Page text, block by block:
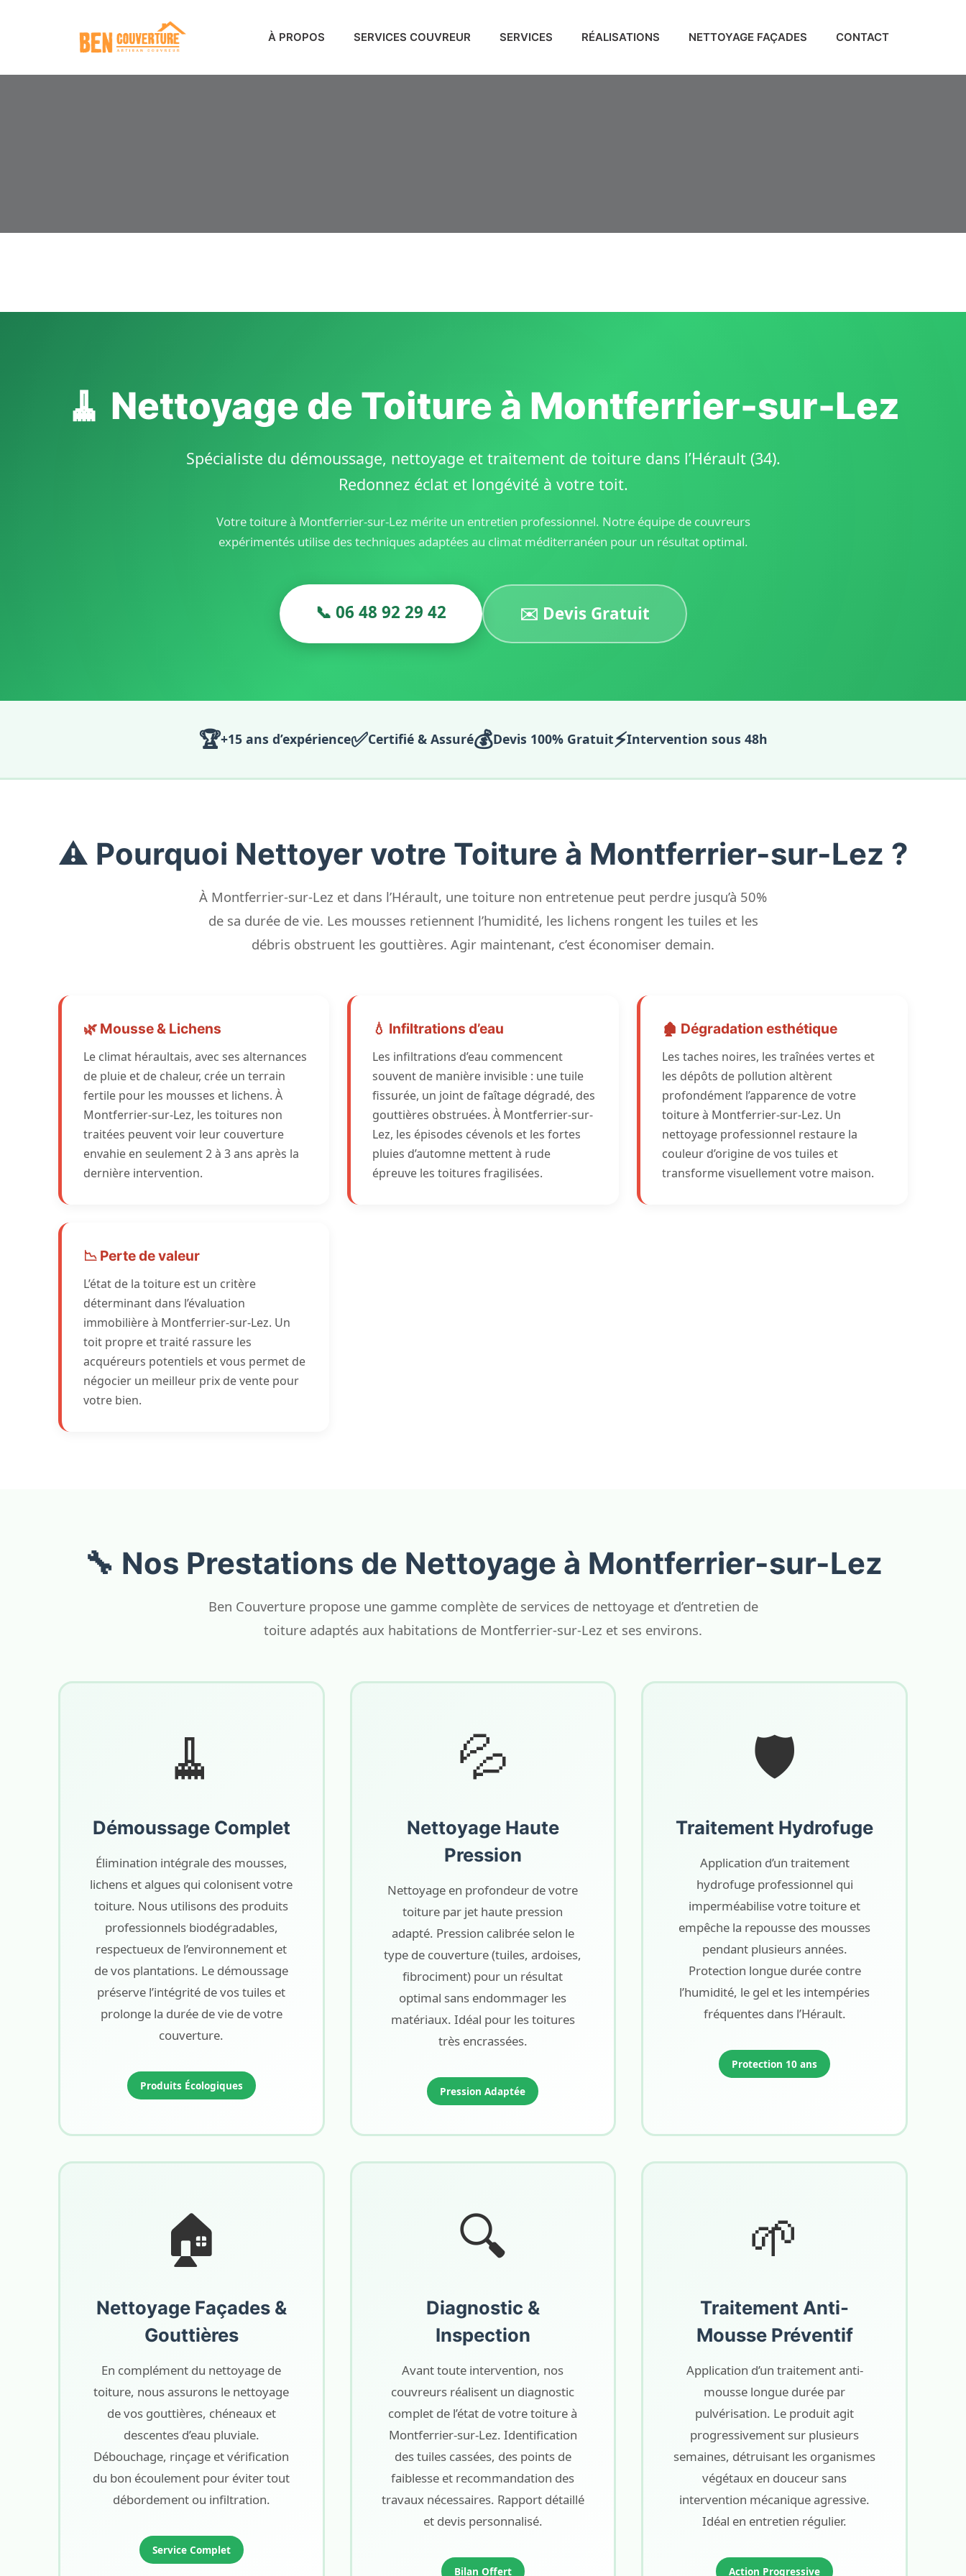
À PROPOS SERVICES COUVREUR SERVICES RÉALISATIONS NETTOYAGE FAÇADES CONTACT
🧹 Nettoyage de Toiture à Montferrier-sur-Lez
Spécialiste du démoussage, nettoyage et traitement de toiture dans l’Hérault (34).
Redonnez éclat et longévité à votre toit.
Votre toiture à Montferrier-sur-Lez mérite un entretien professionnel. Notre équipe de couvreurs
expérimentés utilise des techniques adaptées au climat méditerranéen pour un résultat optimal.
📞 06 48 92 29 42 ✉️ Devis Gratuit
🏆+15 ans d’expérience✅Certifié & Assuré💰Devis 100% Gratuit⚡Intervention sous 48h
⚠️ Pourquoi Nettoyer votre Toiture à Montferrier-sur-Lez ?
À Montferrier-sur-Lez et dans l’Hérault, une toiture non entretenue peut perdre jusqu’à 50%
de sa durée de vie. Les mousses retiennent l’humidité, les lichens rongent les tuiles et les
débris obstruent les gouttières. Agir maintenant, c’est économiser demain.
🌿 Mousse & Lichens
Le climat héraultais, avec ses alternances
de pluie et de chaleur, crée un terrain
fertile pour les mousses et lichens. À
Montferrier-sur-Lez, les toitures non
traitées peuvent voir leur couverture
envahie en seulement 2 à 3 ans après la
dernière intervention.
💧 Infiltrations d’eau
Les infiltrations d’eau commencent
souvent de manière invisible : une tuile
fissurée, un joint de faîtage dégradé, des
gouttières obstruées. À Montferrier-sur-
Lez, les épisodes cévenols et les fortes
pluies d’automne mettent à rude
épreuve les toitures fragilisées.
🏚️ Dégradation esthétique
Les taches noires, les traînées vertes et
les dépôts de pollution altèrent
profondément l’apparence de votre
toiture à Montferrier-sur-Lez. Un
nettoyage professionnel restaure la
couleur d’origine de vos tuiles et
transforme visuellement votre maison.
📉 Perte de valeur
L’état de la toiture est un critère
déterminant dans l’évaluation
immobilière à Montferrier-sur-Lez. Un
toit propre et traité rassure les
acquéreurs potentiels et vous permet de
négocier un meilleur prix de vente pour
votre bien.
🔧 Nos Prestations de Nettoyage à Montferrier-sur-Lez
Ben Couverture propose une gamme complète de services de nettoyage et d’entretien de
toiture adaptés aux habitations de Montferrier-sur-Lez et ses environs.
🧹
Démoussage Complet
Élimination intégrale des mousses,
lichens et algues qui colonisent votre
toiture. Nous utilisons des produits
professionnels biodégradables,
respectueux de l’environnement et
de vos plantations. Le démoussage
préserve l’intégrité de vos tuiles et
prolonge la durée de vie de votre
couverture.
Produits Écologiques
💦
Nettoyage Haute
Pression
Nettoyage en profondeur de votre
toiture par jet haute pression
adapté. Pression calibrée selon le
type de couverture (tuiles, ardoises,
fibrociment) pour un résultat
optimal sans endommager les
matériaux. Idéal pour les toitures
très encrassées.
Pression Adaptée
🛡️
Traitement Hydrofuge
Application d’un traitement
hydrofuge professionnel qui
imperméabilise votre toiture et
empêche la repousse des mousses
pendant plusieurs années.
Protection longue durée contre
l’humidité, le gel et les intempéries
fréquentes dans l’Hérault.
Protection 10 ans
🏠
Nettoyage Façades &
Gouttières
En complément du nettoyage de
toiture, nous assurons le nettoyage
de vos gouttières, chéneaux et
descentes d’eau pluviale.
Débouchage, rinçage et vérification
du bon écoulement pour éviter tout
débordement ou infiltration.
Service Complet
🔍
Diagnostic &
Inspection
Avant toute intervention, nos
couvreurs réalisent un diagnostic
complet de l’état de votre toiture à
Montferrier-sur-Lez. Identification
des tuiles cassées, des points de
faiblesse et recommandation des
travaux nécessaires. Rapport détaillé
et devis personnalisé.
Bilan Offert
🌱
Traitement Anti-
Mousse Préventif
Application d’un traitement anti-
mousse longue durée par
pulvérisation. Le produit agit
progressivement sur plusieurs
semaines, détruisant les organismes
végétaux en douceur sans
intervention mécanique agressive.
Idéal en entretien régulier.
Action Progressive